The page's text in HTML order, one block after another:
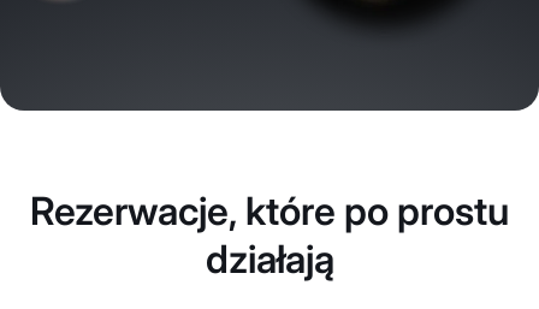
Rezerwacje, które po prostu
działają